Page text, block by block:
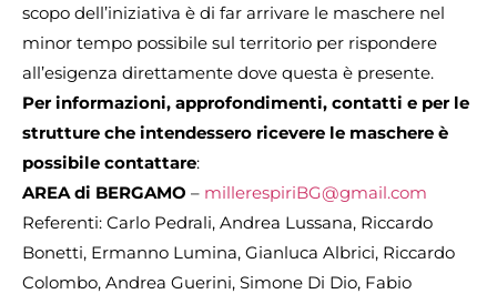
scopo dell’iniziativa è di far arrivare le maschere nel
minor tempo possibile sul territorio per rispondere
all’esigenza direttamente dove questa è presente.
Per informazioni, approfondimenti, contatti e per le
strutture che intendessero ricevere le maschere è
possibile contattare:
AREA di BERGAMO – millerespiriBG@gmail.com
Referenti: Carlo Pedrali, Andrea Lussana, Riccardo
Bonetti, Ermanno Lumina, Gianluca Albrici, Riccardo
Colombo, Andrea Guerini, Simone Di Dio, Fabio